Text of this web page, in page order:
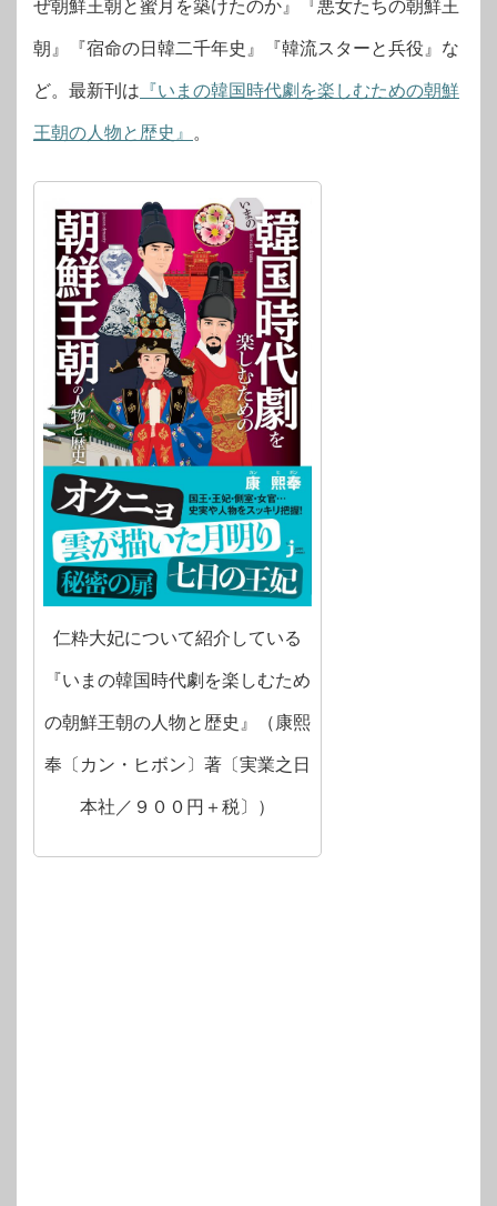
ぜ朝鮮王朝と蜜月を築けたのか』『悪女たちの朝鮮王
朝』『宿命の日韓二千年史』『韓流スターと兵役』な
ど。最新刊は 『いまの韓国時代劇を楽しむための朝鮮
王朝の人物と歴史』 。
仁粋大妃について紹介している
『いまの韓国時代劇を楽しむため
の朝鮮王朝の人物と歴史』（康熙
奉〔カン・ヒボン〕著〔実業之日
本社／９００円＋税〕）